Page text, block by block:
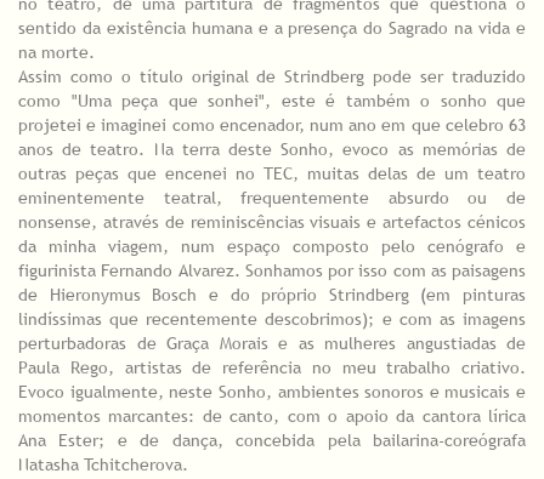
sentido da existência humana e a presença do Sagrado na vida e
na morte.
Assim como o título original de Strindberg pode ser traduzido
como "Uma peça que sonhei", este é também o sonho que
projetei e imaginei como encenador, num ano em que celebro 63
anos de teatro. Na terra deste Sonho, evoco as memórias de
outras peças que encenei no TEC, muitas delas de um teatro
eminentemente teatral, frequentemente absurdo ou de
nonsense, através de reminiscências visuais e artefactos cénicos
da minha viagem, num espaço composto pelo cenógrafo e
figurinista Fernando Alvarez. Sonhamos por isso com as paisagens
de Hieronymus Bosch e do próprio Strindberg (em pinturas
lindíssimas que recentemente descobrimos); e com as imagens
perturbadoras de Graça Morais e as mulheres angustiadas de
Paula Rego, artistas de referência no meu trabalho criativo.
Evoco igualmente, neste Sonho, ambientes sonoros e musicais e
momentos marcantes: de canto, com o apoio da cantora lírica
Ana Ester; e de dança, concebida pela bailarina-coreógrafa
Natasha Tchitcherova.